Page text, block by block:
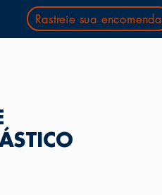
Rastreie sua encomenda